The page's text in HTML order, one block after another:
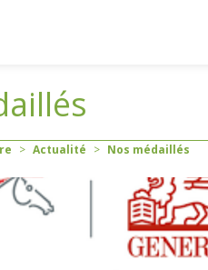
> Actualité > Nos médaillés